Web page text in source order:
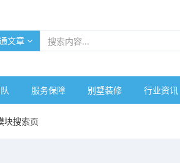
文章
服务保障 别墅装修 行业资讯
块搜索页